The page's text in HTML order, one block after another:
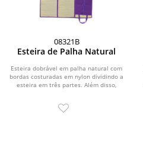
08321B
Esteira de Palha Natural
Esteira dobrável em palha natural com
bordas costuradas em nylon dividindo a
esteira em três partes. Além disso,